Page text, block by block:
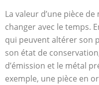
La valeur d’une pièce
changer avec le temps.
qui peuvent altérer son
son état de
d’émission et le métal
exemple, une pièce en